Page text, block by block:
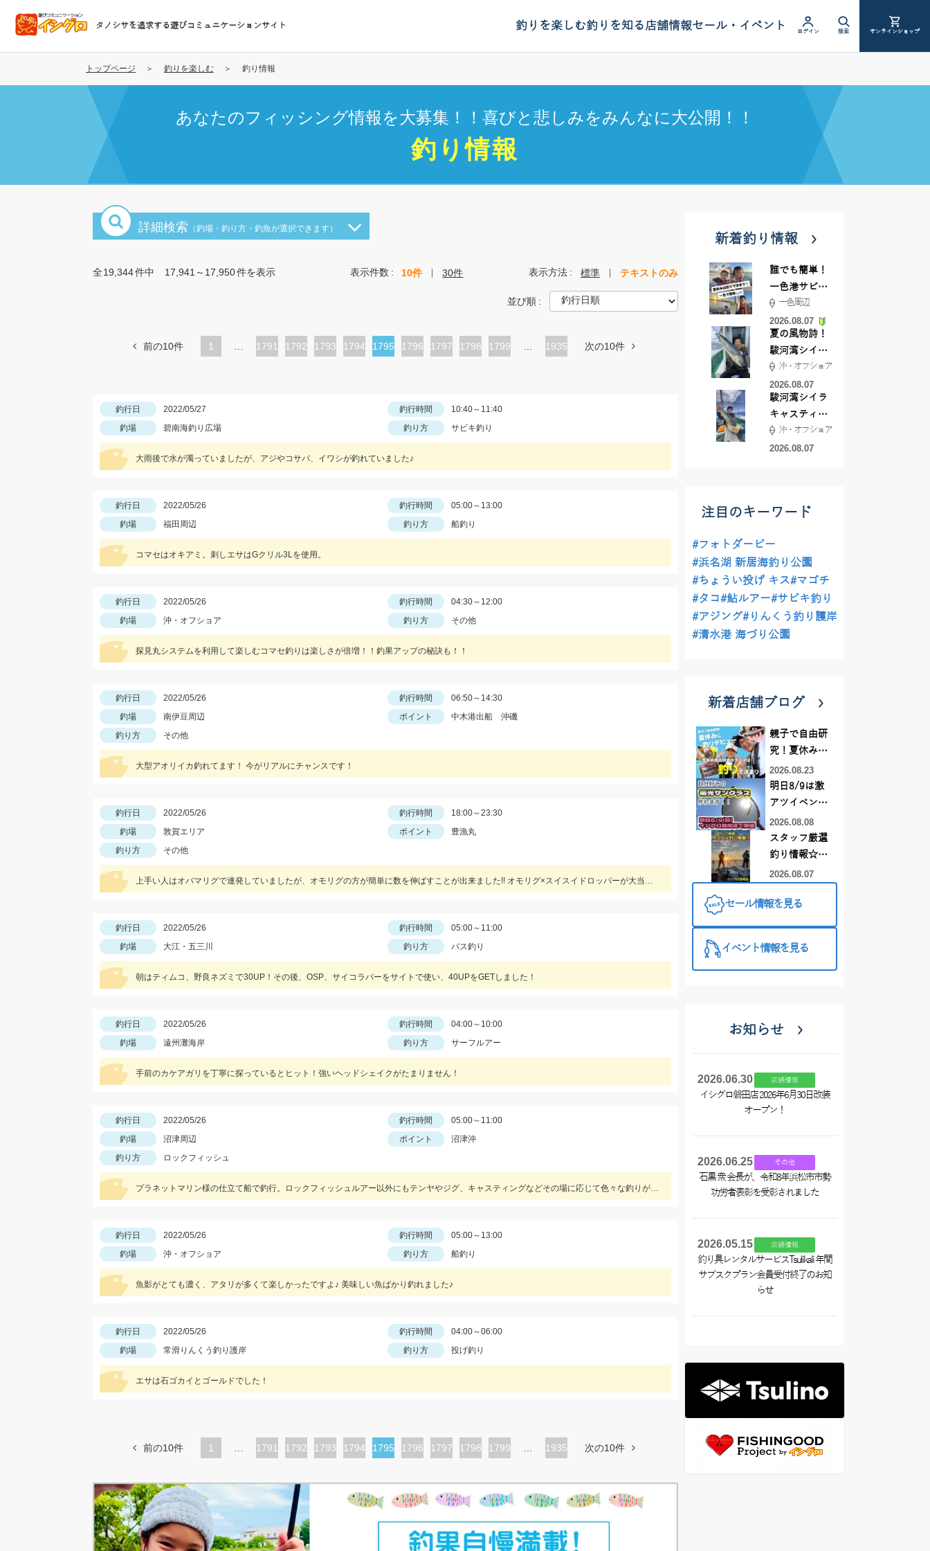
コ
テ
タノシサを追求する遊びコミュニケーションサイト 釣りを楽しむ釣りを知る店舗情報セール・イベント ログイン 検索 オンラインショップ
トップページ 釣りを楽しむ 釣り情報
あなたのフィッシング情報を大募集！！喜びと悲しみをみんなに大公開！！
釣り情報
詳細検索 （釣場・釣り方・釣魚が選択できます）
全19,344件中 17,941～17,950件を表示 表示件数 10件 30件 表示方法 標準 テキストのみ
並び順
前の10件 1
ペ
1791
ペ
1792
ペ
1793
ペ
1794
カ
ジ
1795
ペ
1796
ペ
1797
ペ
1798
ペ
1799 1935 次の10件
釣行日 2022/05/27 釣行時間
10:40～11:40
釣場
碧南海釣り広場 釣り方 サビキ釣り
大雨後で水が濁っていましたが、アジやコサバ、イワシが釣れていました♪
釣行日 2022/05/26 釣行時間
05:00～13:00
釣場
福田周辺 釣り方 船釣り
コマセはオキアミ。刺しエサはGクリル3Lを使用。
釣行日 2022/05/26 釣行時間
04:30～12:00
釣場
沖・オフショア 釣り方 その他
探見丸システムを利用して楽しむコマセ釣りは楽しさが倍増！！釣果アップの秘訣も！！
釣行日 2022/05/26 釣行時間
06:50～14:30
釣場
南伊豆周辺 ポイント
中木港出船 沖磯
釣り方
その他
大型アオリイカ釣れてます！ 今がリアルにチャンスです！
釣行日 2022/05/26 釣行時間
18:00～23:30
釣場
敦賀エリア ポイント
豊漁丸
釣り方
その他
上手い人はオバマリグで連発していましたが、オモリグの方が簡単に数を伸ばすことが出来ました!! オモリグ×スイスイドロッパーが大当たり!!
釣行日 2022/05/26 釣行時間
05:00～11:00
釣場
大江・五三川 釣り方 バス釣り
朝はティムコ、野良ネズミで30UP！その後、OSP、サイコラバーをサイトで使い、40UPをGETしました！
釣行日 2022/05/26 釣行時間
04:00～10:00
釣場
遠州灘海岸 釣り方 サーフルアー
手前のカケアガリを丁寧に探っているとヒット！強いヘッドシェイクがたまりません！
釣行日 2022/05/26 釣行時間
05:00～11:00
釣場
沼津周辺 ポイント
沼津沖
釣り方
ロックフィッシュ
プラネットマリン様の仕立て船で釣行。ロックフィッシュルアー以外にもテンヤやジグ、キャスティングなどその場に応じて色々な釣りが出来ました。
釣行日 2022/05/26 釣行時間
05:00～13:00
釣場
沖・オフショア 釣り方 船釣り
魚影がとても濃く、アタリが多くて楽しかったですよ♪ 美味しい魚ばかり釣れました♪
釣行日 2022/05/26 釣行時間
04:00～06:00
釣場
常滑りんくう釣り護岸 釣り方 投げ釣り
エサは石ゴカイとゴールドでした！
前の10件 1
ペ
1791
ペ
ジ
1792
ペ
1793
ペ
1794
カ
ト
1795
ペ
1796
ペ
1797
ペ
1798
ペ
1799 1935 次の10件
新着釣り情報
誰でも簡単！
一色港サビキ
＆ちょい投げ
一色周辺
2026.08.07
夏の風物詩！
駿河湾シイラ
キャスティン
グ行ってきま
した！！
沖・オフショア
2026.08.07
駿河湾シイラ
キャスティン
グ行ってきま
した！
沖・オフショア
2026.08.07
注目のキーワード
#フォトダービー
#浜名湖 新居海釣り公園
#ちょうい投げ キス#マゴチ
#タコ#鮎ルアー#サビキ釣り
#アジング#りんくう釣り護岸
#清水港 海づり公園
新着店舗ブログ
親子で自由研
究！夏休みに
釣りデビュー
2026.08.23
明日8/9は激
アツイベント
日！！！～オ
ーダー偏光グ
ラス受注会～
2026.08.08
スタッフ厳選
釣り情報☆彡
連休は何釣り
♪【イシグロ
2026.08.07
セール情報を見る
イベント情報を見る
お知らせ
2026.06.30 店舗情報
イシグロ磐田店 2026年6月30日改装
オープン！
2026.06.25 その他
石黒 衆 会長が、令和8年浜松市市勢
功労者表彰を受彰されました
2026.05.15 店舗情報
釣り具レンタルサービスTsulikali 年間
サブスクプラン会員受付終了のお知
らせ